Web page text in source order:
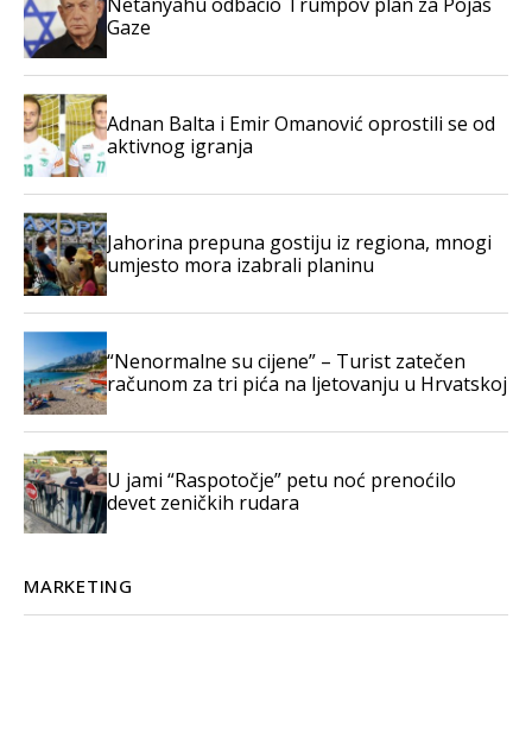
Gaze
Adnan Balta i Emir Omanović oprostili se od
aktivnog igranja
Jahorina prepuna gostiju iz regiona, mnogi
umjesto mora izabrali planinu
“Nenormalne su cijene” – Turist zatečen
računom za tri pića na ljetovanju u Hrvatskoj
U jami “Raspotočje” petu noć prenoćilo
devet zeničkih rudara
MARKETING